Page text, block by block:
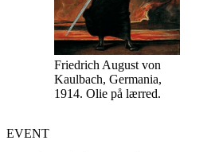
Friedrich August von
Kaulbach, Germania,
1914. Olie på lærred.
EVENT